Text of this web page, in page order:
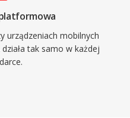
urządzeniach mobilnych
tak samo w każdej